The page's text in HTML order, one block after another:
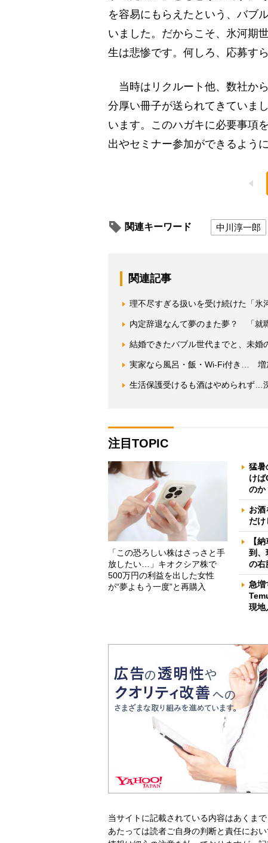
を容易にもらえたという、バブ
いました。だからこそ、氷河期
生は悲惨です。何しろ、応募す
当時はリクルート他、数社か
分厚い冊子が送られてきていま
います。このハガキに必要事項
出やセミナー参加ができるよう
関連キーワード 中川淳一郎
関連記事
理不尽すぎる扱いを受け続けた「氷
内定辞退なんて夢のまた夢？ 「就
結婚できたバブル世代までと、未婚
実家なら風呂・飯・Wi-Fi付き… 増
生活保護受けるも酒はやめられず…
注目TOPIC
「この恐ろしい株はさっさと手
放したい…」キオクシア株で
500万円の利益を出した女性
が“夢よもう一度”と再購入
猛暑
けば
のか
お
だけ
【
到、
の右
急増
現地
当サイトに記載されている内容はあくま
あたっては読者ご自身の判断と責任にお